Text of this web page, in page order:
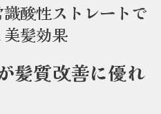
酸性ストレートで
髪効果
髪質改善に優れ